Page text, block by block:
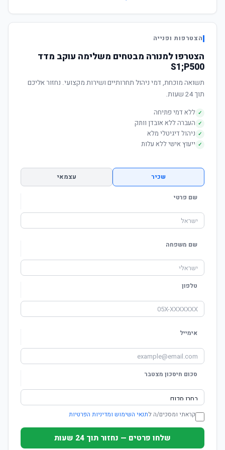
הצטרפות ופנייה
הצטרפו למנורה מבטחים משלימה עוקב מדד
S1;P500
תשואה מוכחת, דמי ניהול תחרותיים ושירות מקצועי. נחזור אליכם
תוך 24 שעות.
✓ ללא דמי פתיחה
✓ העברה ללא אובדן וותק
✓ ניהול דיגיטלי מלא
✓ ייעוץ אישי ללא עלות
שכיר עצמאי
שם פרטי
שם משפחה
טלפון
אימייל
סכום חיסכון מצטבר
קראתי ומסכים/ה לתנאי השימוש ומדיניות הפרטיות
שלחו פרטים — נחזור תוך 24 שעות